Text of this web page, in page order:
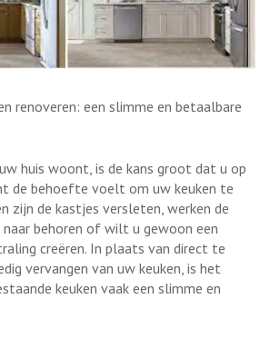
renoveren: een slimme en betaalbare
huis woont, is de kans groot dat u op
de behoefte voelt om uw keuken te
zijn de kastjes versleten, werken de
behoren of wilt u gewoon een
creëren. In plaats van direct te
vervangen van uw keuken, is het
keuken vaak een slimme en